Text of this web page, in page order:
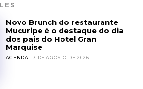
Novo Brunch do restaurante
Mucuripe é o destaque do dia
dos pais do Hotel Gran
Marquise
AGENDA 7 DE AGOSTO DE 2026